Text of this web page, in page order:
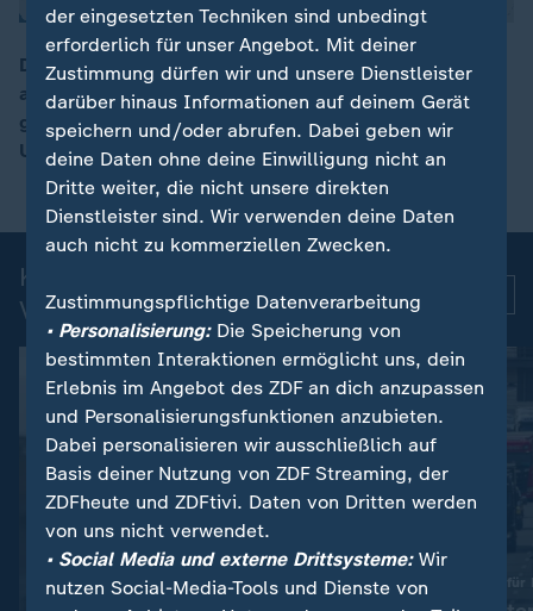
00:15
Der bei einer Fahrkartenkontrolle in Rheinland-Pfalz
attackierte Zugbegleiter ist an seinen Verletzungen
gestorben. Der 26-jährige Angereifer sitzt in
Untersuchungshaft.
Kurznachrichten: Aktuelle
Videos
Verteidigung gegen Russland : Sonntagsfahrverbot für
der eingesetzten Techniken sind unbedingt
erforderlich für unser Angebot. Mit deiner
Zustimmung dürfen wir und unsere Dienstleister
darüber hinaus Informationen auf deinem Gerät
speichern und/oder abrufen. Dabei geben wir
deine Daten ohne deine Einwilligung nicht an
Dritte weiter, die nicht unsere direkten
Dienstleister sind. Wir verwenden deine Daten
auch nicht zu kommerziellen Zwecken.
Zustimmungspflichtige Datenverarbeitung
• Personalisierung:Die Speicherung von
bestimmten Interaktionen ermöglicht uns, dein
Erlebnis im Angebot des ZDF an dich anzupassen
und Personalisierungsfunktionen anzubieten.
Dabei personalisieren wir ausschließlich auf
Basis deiner Nutzung von ZDF Streaming, der
ZDFheute und ZDFtivi. Daten von Dritten werden
von uns nicht verwendet.
• Social Media und externe Drittsysteme:Wir
nutzen Social-Media-Tools und Dienste von